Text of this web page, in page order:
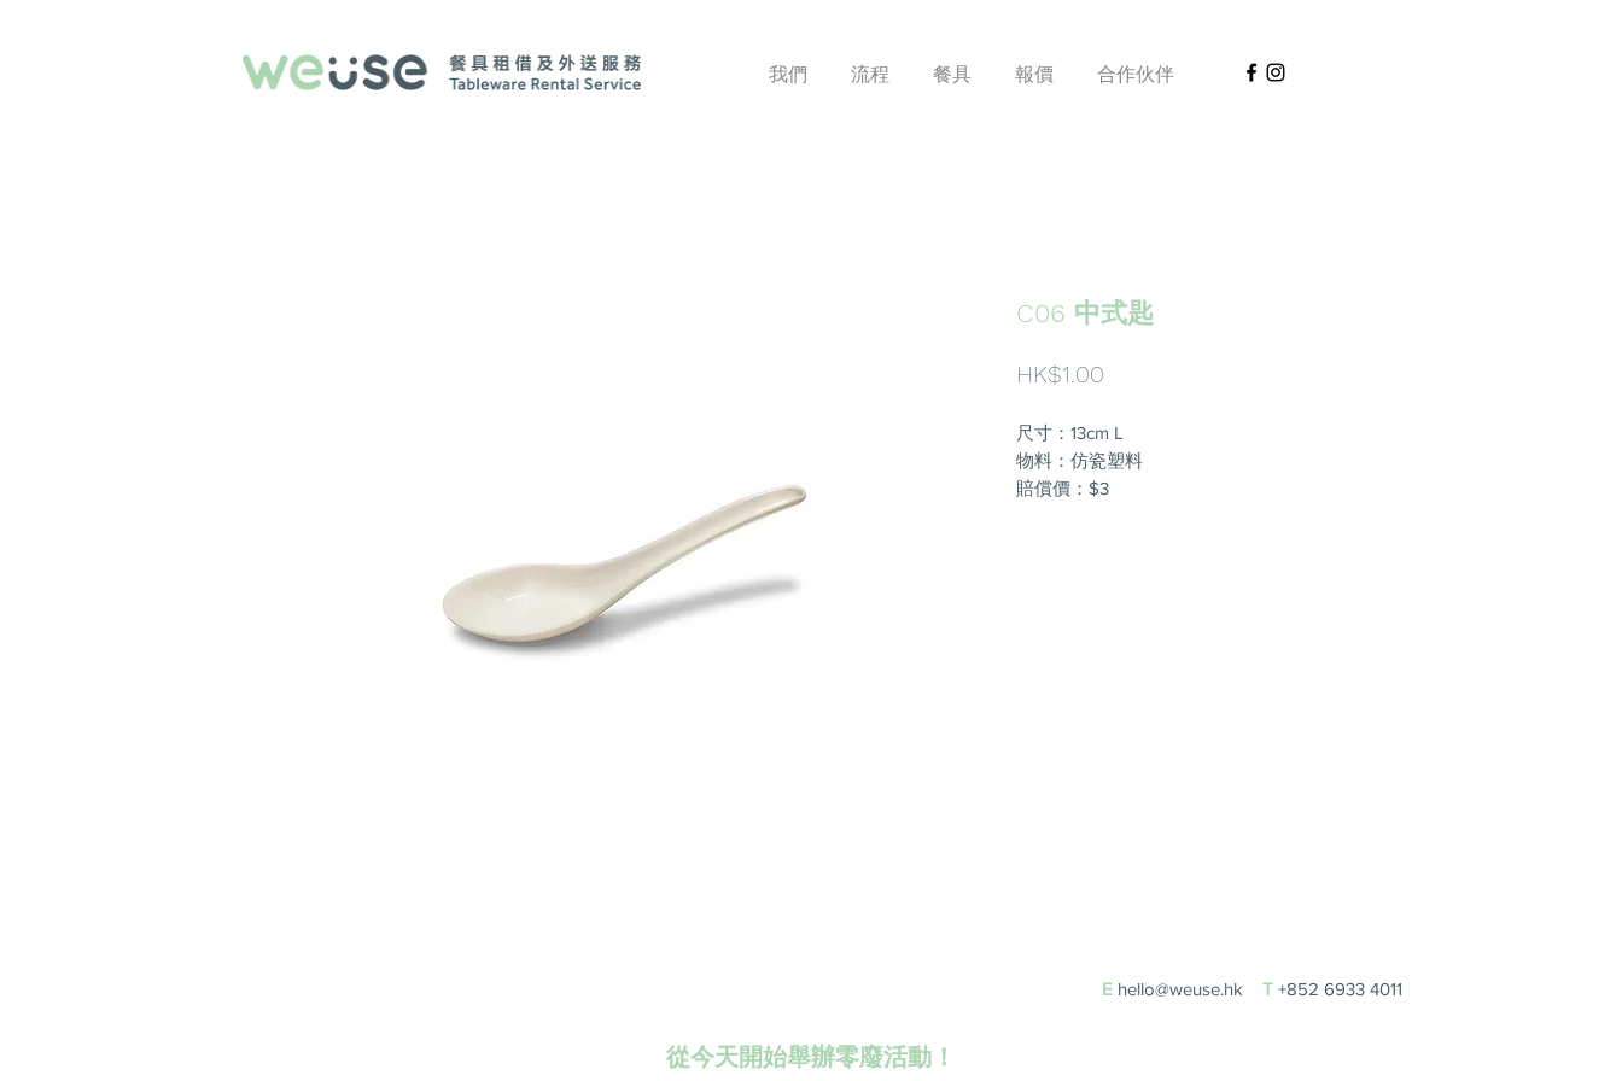
我們 流程 餐具 報價 合作伙伴
C06 中式匙
HK$1.00
尺寸：13cm L
物料：仿瓷塑料
賠償價：$3
E hello@weuse.hk T +852 6933 4011
從今天開始舉辦零廢活動！